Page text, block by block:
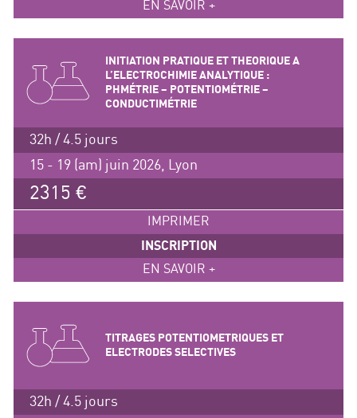
EN SAVOIR +
INITIATION PRATIQUE ET THEORIQUE A
L’ELECTROCHIMIE ANALYTIQUE :
PHMÉTRIE – POTENTIOMÉTRIE –
CONDUCTIMÉTRIE
32h / 4.5 jours
15 - 19 (am) juin 2026, Lyon
2315 €
IMPRIMER
INSCRIPTION
EN SAVOIR +
TITRAGES POTENTIOMETRIQUES ET
ELECTRODES SELECTIVES
32h / 4.5 jours